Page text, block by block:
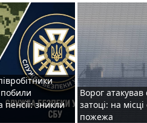
зникли
Ворог атакував
затоці: на
пожежа